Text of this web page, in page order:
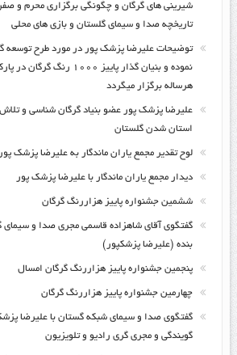
شیرینی های گرگان و چگونگی برگزاری محرم و صفر
تاریخچه صدا و سیمای گلستان و بازی های محلی
نموده و بنیان گذار پاییز ۱۰۰۰
هرساله برگزار میگردد
علیرضا پزشک پور عضو بنیاد گرگان شناسی و تلاش
استان شدن گلستان
لوح تقدیر مجمع یاران ماندگار به علیرضا پزشک پور
دیدار مجمع یاران ماندگار با علیرضا پزشک پور
ششمین جشنواره پاییز هزاررنگ گرگان
گفتگوی آقای شاهزاده قاسمی مجری صدا و سیمای
بنده (علیرضا پزشکپور)
پنجمین جشنواره پاییز هزاررنگ گرگان امسال
چهارمین جشنواره پاییز هزاررنگ گرگان
گفتگوی صدا و سیمای شبکه گستان با علیرضا
گویندگی و مجری گری رادیو و تلویزیون